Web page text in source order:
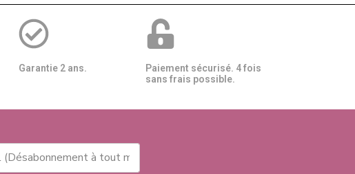
Garantie 2 ans.
Paiement sécurisé. 4 fois
sans frais possible.